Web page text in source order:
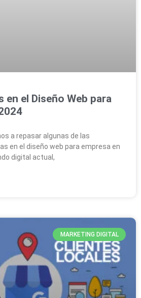
en el Diseño Web para
a repasar algunas de las
en el diseño web para empresa en
digital actual,
MARKETING DIGITAL